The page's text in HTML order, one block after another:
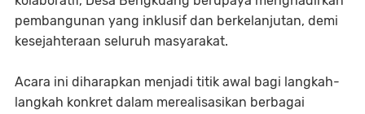
pembangunan yang inklusif dan berkelanjutan, demi
kesejahteraan seluruh masyarakat.
Acara ini diharapkan menjadi titik awal bagi langkah-
langkah konkret dalam merealisasikan berbagai